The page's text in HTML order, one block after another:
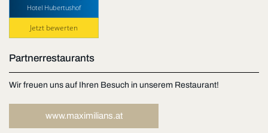
Hotel Hubertushof
Jetzt bewerten
Partnerrestaurants
Wir freuen uns auf Ihren Besuch in unserem Restaurant!
www.maximilians.at